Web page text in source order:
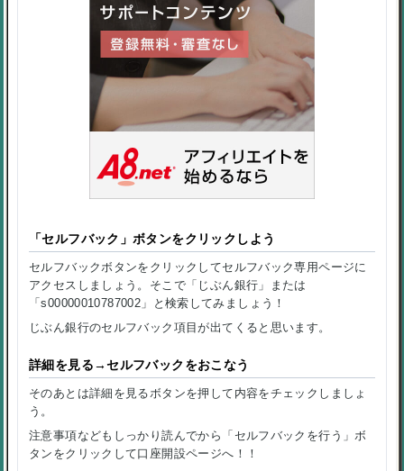
「セルフバック」ボタンをクリックしよう
セルフバックボタンをクリックしてセルフバック専用ページに
アクセスしましょう。そこで「じぶん銀行」または
「s00000010787002」と検索してみましょう！
じぶん銀行のセルフバック項目が出てくると思います。
詳細を見る→セルフバックをおこなう
そのあとは詳細を見るボタンを押して内容をチェックしましょ
う。
注意事項などもしっかり読んでから「セルフバックを行う」ボ
タンをクリックして口座開設ページへ！！